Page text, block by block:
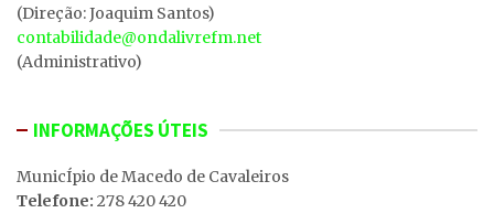
(Direção: Joaquim Santos)
contabilidade@ondalivrefm.net
(Administrativo)
INFORMAÇÕES ÚTEIS
MunicÍpio de Macedo de Cavaleiros
Telefone: 278 420 420